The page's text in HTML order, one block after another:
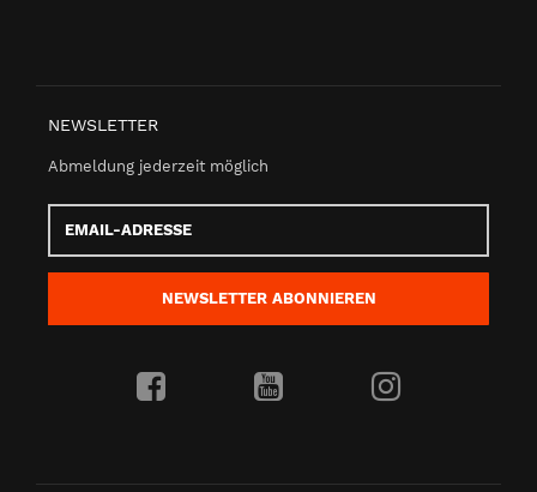
NEWSLETTER
Abmeldung jederzeit möglich
Email-
Adresse
NEWSLETTER ABONNIEREN